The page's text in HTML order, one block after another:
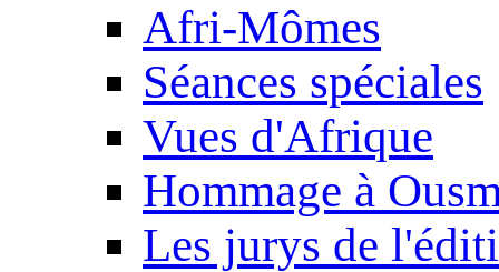
Afri-Mômes
Séances spéciales
Vues d'Afrique
Hommage à
Les jurys de